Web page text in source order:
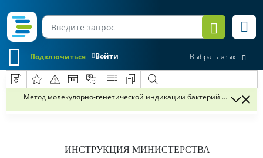
Войти
Подключиться Выбрать язык
Метод молекулярно-генетической индикации бактерий рода
ИНСТРУКЦИЯ МИНИСТЕРСТВА